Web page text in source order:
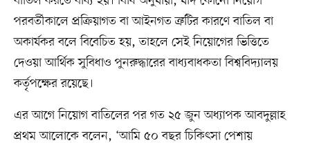
পরবর্তীকালে প্রক্রিয়াগত বা আইনগত ত্রুটির কারণে বাতিল বা
অকার্যকর বলে বিবেচিত হয়, তাহলে সেই নিয়োগের ভিত্তিতে
দেওয়া আর্থিক সুবিধাও পুনরুদ্ধারের বাধ্যবাধকতা বিশ্ববিদ্যালয়
কর্তৃপক্ষের রয়েছে।
এর আগে নিয়োগ বাতিলের পর গত ২৫ জুন অধ্যাপক আবদুল্লাহ
প্রথম আলোকে বলেন, ‘আমি ৫০ বছর চিকিৎসা পেশায়